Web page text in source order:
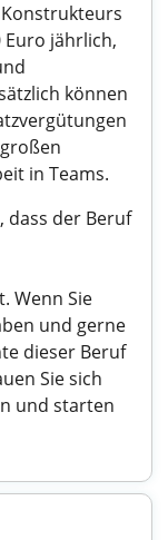
jährlich,
können
in Teams.
dass der Beruf
Wenn Sie
und gerne
dieser Beruf
Sie sich
und starten